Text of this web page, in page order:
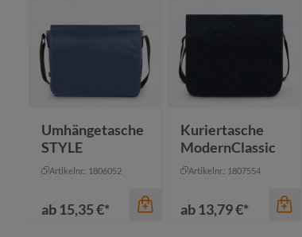
Umhängetasche
STYLE
Artikelnr.: 1806052
ab15,35 €*
Kuriertasche
ModernClassic
Artikelnr.: 1807554
ab13,79 €*